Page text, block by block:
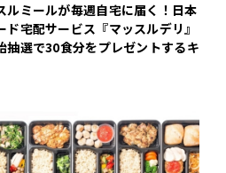
ルミールが毎週自宅に届く！日本
宅配サービス『マッスルデリ』
抽選で30食分をプレゼントするキ